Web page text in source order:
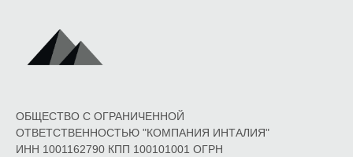
ОБЩЕСТВО С ОГРАНИЧЕННОЙ
ОТВЕТСТВЕННОСТЬЮ "КОМПАНИЯ ИНТАЛИЯ"
ИНН 1001162790 КПП 100101001 ОГРН